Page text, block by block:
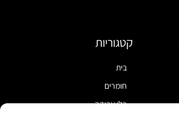
קטגוריות
בית
חומרים
כלי עבודה